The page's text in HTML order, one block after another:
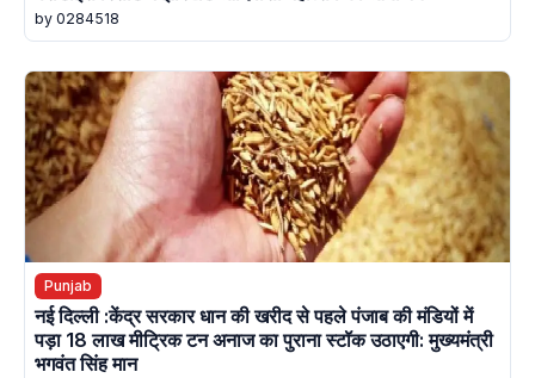
by 0284518
Punjab
नई दिल्ली :केंद्र सरकार धान की खरीद से पहले पंजाब की मंडियों में
पड़ा 18 लाख मीट्रिक टन अनाज का पुराना स्टॉक उठाएगी: मुख्यमंत्री
भगवंत सिंह मान